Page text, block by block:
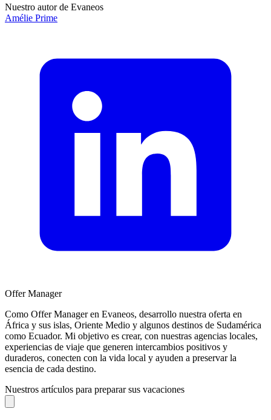
Nuestro autor de Evaneos
Amélie Prime
Offer Manager
Como Offer Manager en Evaneos, desarrollo nuestra oferta en
África y sus islas, Oriente Medio y algunos destinos de Sudamérica
como Ecuador. Mi objetivo es crear, con nuestras agencias locales,
experiencias de viaje que generen intercambios positivos y
duraderos, conecten con la vida local y ayuden a preservar la
esencia de cada destino.
Nuestros artículos para preparar sus vacaciones